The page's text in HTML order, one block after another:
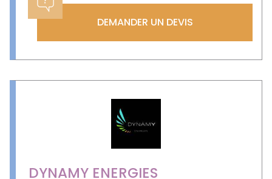
DEMANDER UN DEVIS
DYNAMY ENERGIES